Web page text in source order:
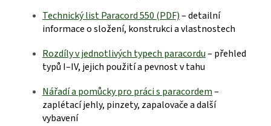
Technický list Paracord 550 (PDF)– detailní
informace o složení, konstrukci a vlastnostech
Rozdíly v jednotlivých typech paracordu– přehled
typů I–IV, jejich použití a pevnost v tahu
Nářadí a pomůcky pro práci s paracordem–
zaplétací jehly, pinzety, zapalovače a další
vybavení